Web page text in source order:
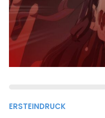
ERSTEINDRUCK